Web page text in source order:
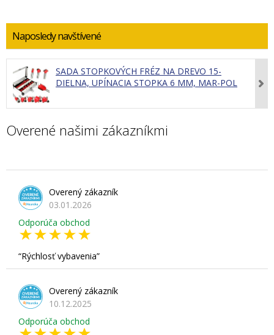
Naposledy navštívené
SADA STOPKOVÝCH FRÉZ NA DREVO 15-
DIELNA, UPÍNACIA STOPKA 6 MM, MAR-POL
Overené našimi zákazníkmi
Overený zákazník
03.01.2026
Odporúča obchod
Rýchlosť vybavenia
Overený zákazník
10.12.2025
Odporúča obchod